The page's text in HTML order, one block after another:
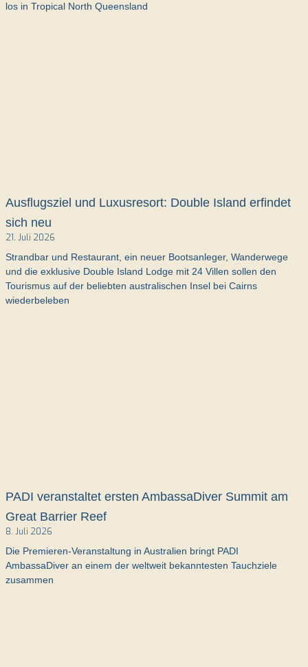
los in Tropical North Queensland
Ausflugsziel und Luxusresort: Double Island erfindet
sich neu
21. Juli 2026
Strandbar und Restaurant, ein neuer Bootsanleger, Wanderwege
und die exklusive Double Island Lodge mit 24 Villen sollen den
Tourismus auf der beliebten australischen Insel bei Cairns
wiederbeleben
PADI veranstaltet ersten AmbassaDiver Summit am
Great Barrier Reef
8. Juli 2026
Die Premieren-Veranstaltung in Australien bringt PADI
AmbassaDiver an einem der weltweit bekanntesten Tauchziele
zusammen